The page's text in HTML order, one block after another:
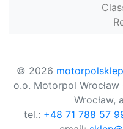
© 2026
o.o. Motorpol Wrocław
Wrocław,
tel.: +48 71 788 57